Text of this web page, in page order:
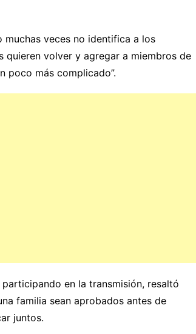
veces no identifica a los
quieren volver y agregar a miembros de
poco más complicado”.
en la transmisión, resaltó
familia sean aprobados antes de
juntos.